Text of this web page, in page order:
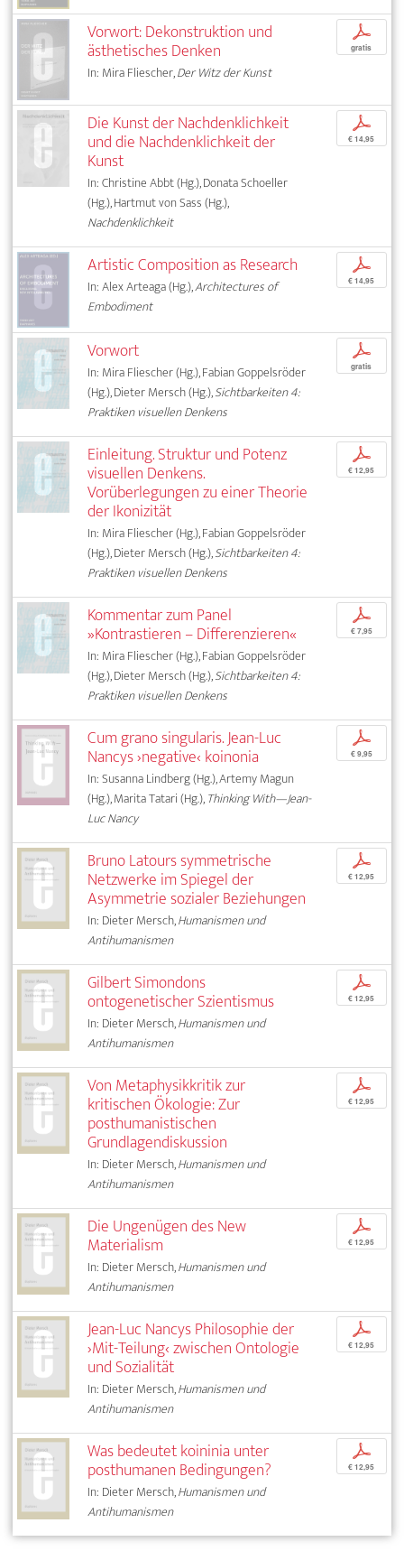
Vorwort: Dekonstruktion und
ästhetisches Denken
In: Mira Fliescher,Der Witz der Kunst
p
gratis
Die Kunst der Nachdenklichkeit
und die Nachdenklichkeit der
Kunst
In: Christine Abbt (Hg.), Donata Schoeller
(Hg.), Hartmut von Sass (Hg.),
Nachdenklichkeit
p
€ 14,95
Artistic Composition as Research
In: Alex Arteaga (Hg.),Architectures of
Embodiment
p
€ 14,95
Vorwort
In: Mira Fliescher (Hg.), Fabian Goppelsröder
(Hg.), Dieter Mersch (Hg.),Sichtbarkeiten 4:
Praktiken visuellen Denkens
p
gratis
Einleitung. Struktur und Potenz
visuellen Denkens.
Vorüberlegungen zu einer Theorie
der Ikonizität
In: Mira Fliescher (Hg.), Fabian Goppelsröder
(Hg.), Dieter Mersch (Hg.),Sichtbarkeiten 4:
Praktiken visuellen Denkens
p
€ 12,95
Kommentar zum Panel
»Kontrastieren – Differenzieren«
In: Mira Fliescher (Hg.), Fabian Goppelsröder
(Hg.), Dieter Mersch (Hg.),Sichtbarkeiten 4:
Praktiken visuellen Denkens
p
€ 7,95
Cum grano singularis. Jean-Luc
Nancys ›negative‹ koinonia
In: Susanna Lindberg (Hg.), Artemy Magun
(Hg.), Marita Tatari (Hg.),Thinking With—Jean-
Luc Nancy
p
€ 9,95
Bruno Latours symmetrische
Netzwerke im Spiegel der
Asymmetrie sozialer Beziehungen
In: Dieter Mersch,Humanismen und
Antihumanismen
p
€ 12,95
Gilbert Simondons
ontogenetischer Szientismus
In: Dieter Mersch,Humanismen und
Antihumanismen
p
€ 12,95
Von Metaphysikkritik zur
kritischen Ökologie: Zur
posthumanistischen
Grundlagendiskussion
In: Dieter Mersch,Humanismen und
Antihumanismen
p
€ 12,95
Die Ungenügen des New
Materialism
In: Dieter Mersch,Humanismen und
Antihumanismen
p
€ 12,95
Jean-Luc Nancys Philosophie der
›Mit-Teilung‹ zwischen Ontologie
und Sozialität
In: Dieter Mersch,Humanismen und
Antihumanismen
p
€ 12,95
Was bedeutet koininia unter
posthumanen Bedingungen?
In: Dieter Mersch,Humanismen und
Antihumanismen
p
€ 12,95